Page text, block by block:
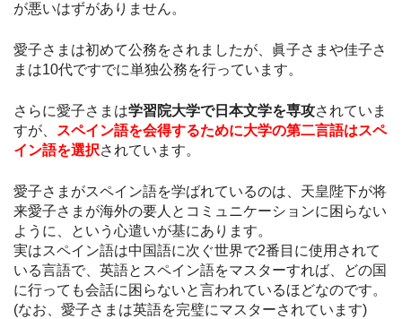
が悪いはずがありません。
愛子さまは初めて公務をされましたが、眞子さまや佳子さ
まは10代ですでに単独公務を行っています。
さらに愛子さまは学習院大学で日本文学を専攻されていま
すが、 スペイン語を会得するために大学の第二言語はスペ
イン語を選択されています。
愛子さまがスペイン語を学ばれているのは、天皇陛下が将
来愛子さまが海外の要人とコミュニケーションに困らない
ように、という心遣いが基にあります。
実はスペイン語は中国語に次ぐ世界で2番目に使用されて
いる言語で、英語とスペイン語をマスターすれば、どの国
に行っても会話に困らないと言われているほどなのです。
(なお、愛子さまは英語を完璧にマスターされています)